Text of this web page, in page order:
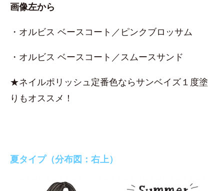
画像左から
・オルビス ベースコート／ピンクブロッサム
・オルビス ベースコート／スムースサンド
★ネイルポリッシュ定番色ならサンベイズ１度塗
りもオススメ！
夏タイプ（分布図：右上）